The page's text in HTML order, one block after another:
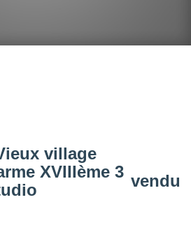
village
XVIIIème 3 vendu